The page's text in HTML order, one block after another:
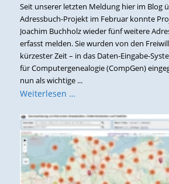
Seit unserer letzten Meldung hier im Blog
Adressbuch-Projekt im Februar konnte
Joachim Buchholz wieder fünf weitere
erfasst melden. Sie wurden von den
kürzester Zeit – in das Daten-Eingabe-
für Computergenealogie (CompGen)
nun als wichtige ...
Weiterlesen …